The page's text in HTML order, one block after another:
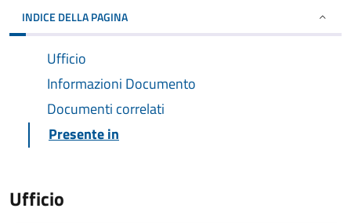
INDICE DELLA PAGINA
Ufficio
Informazioni Documento
Documenti correlati
Presente in
Ufficio